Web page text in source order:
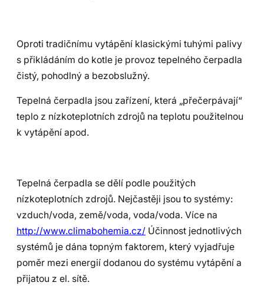
Oproti tradičnímu vytápění klasickými tuhými palivy
s přikládáním do kotle je provoz tepelného čerpadla
čistý, pohodlný a bezobslužný.
Tepelná čerpadla jsou zařízení, která „přečerpávají“
teplo z nízkoteplotních zdrojů na teplotu použitelnou
k vytápění apod.
Tepelná čerpadla se dělí podle použitých
nízkoteplotních zdrojů. Nejčastěji jsou to systémy:
vzduch/voda, země/voda, voda/voda. Více na
http://www.climabohemia.cz/ Účinnost jednotlivých
systémů je dána topným faktorem, který vyjadřuje
poměr mezi energií dodanou do systému vytápění a
přijatou z el. sítě.